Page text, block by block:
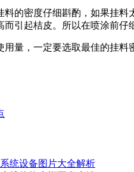
的密度仔细斟酌，如果挂
引起桔皮。所以在喷涂前仔
量，一定要选取最佳的挂料
统设备图片大全解析